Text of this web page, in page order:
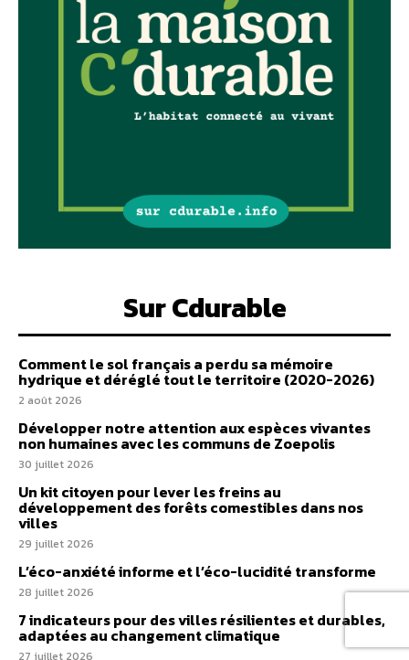
Sur Cdurable
Comment le sol français a perdu sa mémoire
hydrique et déréglé tout le territoire (2020-2026)
2 août 2026
Développer notre attention aux espèces vivantes
non humaines avec les communs de Zoepolis
30 juillet 2026
Un kit citoyen pour lever les freins au
développement des forêts comestibles dans nos
villes
29 juillet 2026
L’éco-anxiété informe et l’éco-lucidité transforme
28 juillet 2026
7 indicateurs pour des villes résilientes et durables,
adaptées au changement climatique
27 juillet 2026